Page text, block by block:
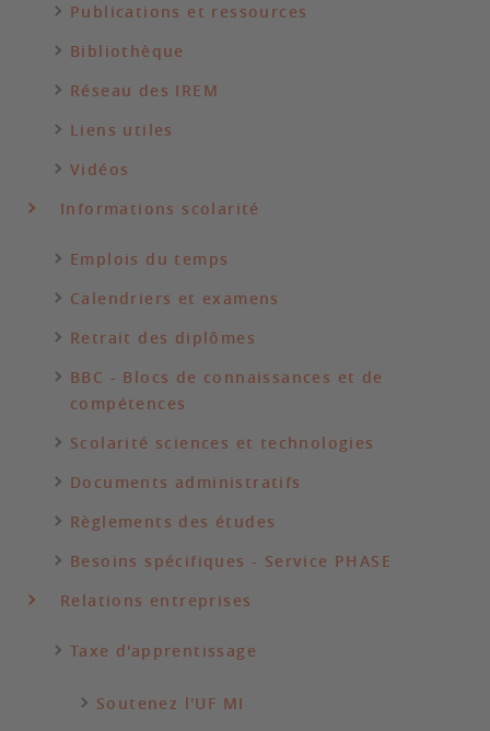
Publications et ressources
Bibliothèque
Réseau des IREM
Liens utiles
Vidéos
Informations scolarité
Emplois du temps
Calendriers et examens
Retrait des diplômes
BBC - Blocs de connaissances et de
compétences
Scolarité sciences et technologies
Documents administratifs
Règlements des études
Besoins spécifiques - Service PHASE
Relations entreprises
Taxe d'apprentissage
Soutenez l'UF MI